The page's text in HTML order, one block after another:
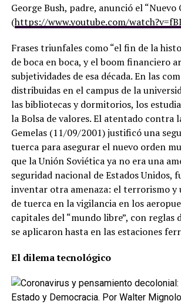
George Bush, padre, anunció el
(https://www.youtube.com/
Frases triunfales como “el fin de la
de boca en boca, y el boom financiero
subjetividades de esa década. En las
distribuidas en el campus de la
las bibliotecas y dormitorios, los
la Bolsa de valores. El atentado contra
Gemelas (11/09/2001) justificó una
tuerca para asegurar el nuevo orden
que la Unión Soviética ya no era una
seguridad nacional de Estados Unidos,
inventar otra amenaza: el terrorismo y
de tuerca en la vigilancia en los
capitales del “mundo libre”, con reglas
se aplicaron hasta en las estaciones
El dilema tecnológico